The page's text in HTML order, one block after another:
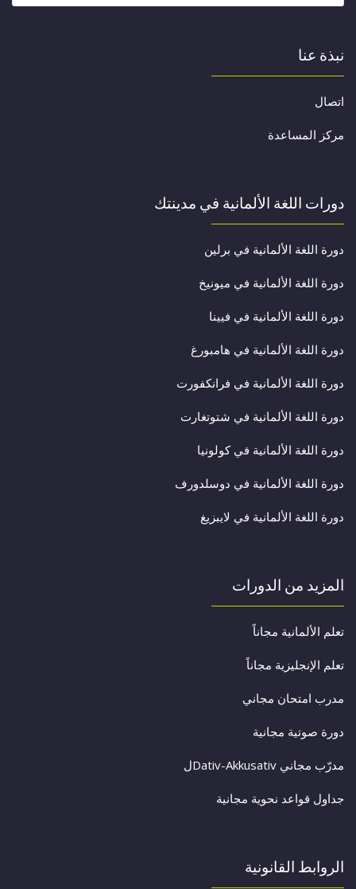
نبذة عنا
اتصال
مركز المساعدة
دورات اللغة الألمانية في مدينتك
دورة اللغة الألمانية في برلين
دورة اللغة الألمانية في ميونيخ
دورة اللغة الألمانية في فيينا
دورة اللغة الألمانية في هامبورغ
دورة اللغة الألمانية في فرانكفورت
دورة اللغة الألمانية في شتوتغارت
دورة اللغة الألمانية في كولونيا
دورة اللغة الألمانية في دوسلدورف
دورة اللغة الألمانية في لايبزيغ
المزيد من الدورات
تعلم الألمانية مجاناً
تعلم الإنجليزية مجاناً
مدرب امتحان مجاني
دورة صوتية مجانية
مدرّب مجاني Dativ-Akkusativل
جداول قواعد نحوية مجانية
الروابط القانونية